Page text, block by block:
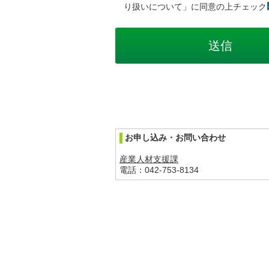
り扱いについて」に同意の上チェック
お申し込み・お問い合わせ
産業人材支援課
電話：042-753-8134